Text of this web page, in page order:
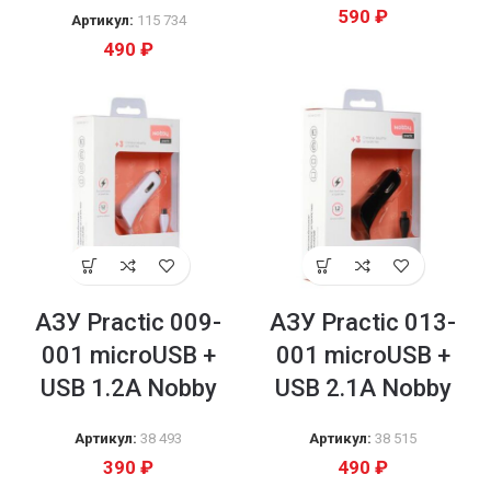
Артикул: 115 734
490 ₽
590 ₽
AЗУ Practic 009-
001 microUSB +
USB 1.2A Nobby
Артикул: 38 493
390 ₽
AЗУ Practic 013-
001 microUSB +
USB 2.1A Nobby
Артикул: 38 515
490 ₽